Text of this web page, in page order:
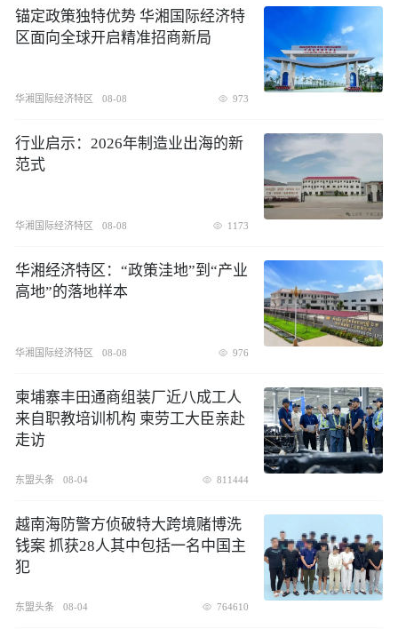
锚定政策独特优势 华湘国际经济特
区面向全球开启精准招商新局
华湘国际经济特区 08-08 973
行业启示：2026年制造业出海的新
范式
华湘国际经济特区 08-08 1173
华湘经济特区：“政策洼地”到“产业
高地”的落地样本
华湘国际经济特区 08-08 976
柬埔寨丰田通商组装厂近八成工人
来自职教培训机构 柬劳工大臣亲赴
走访
东盟头条 08-04 811444
越南海防警方侦破特大跨境赌博洗
钱案 抓获28人其中包括一名中国主
犯
东盟头条 08-04 764610